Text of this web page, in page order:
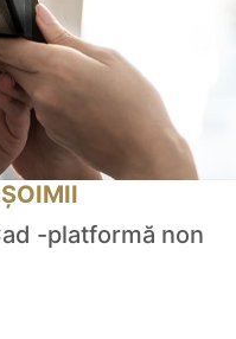
-platformă non